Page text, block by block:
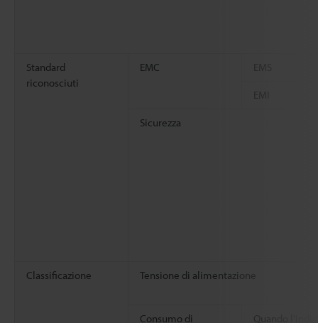
Standard
riconosciuti
EMC
Sicurezza
Classificazione Tensione di alimentazione
Consumo di